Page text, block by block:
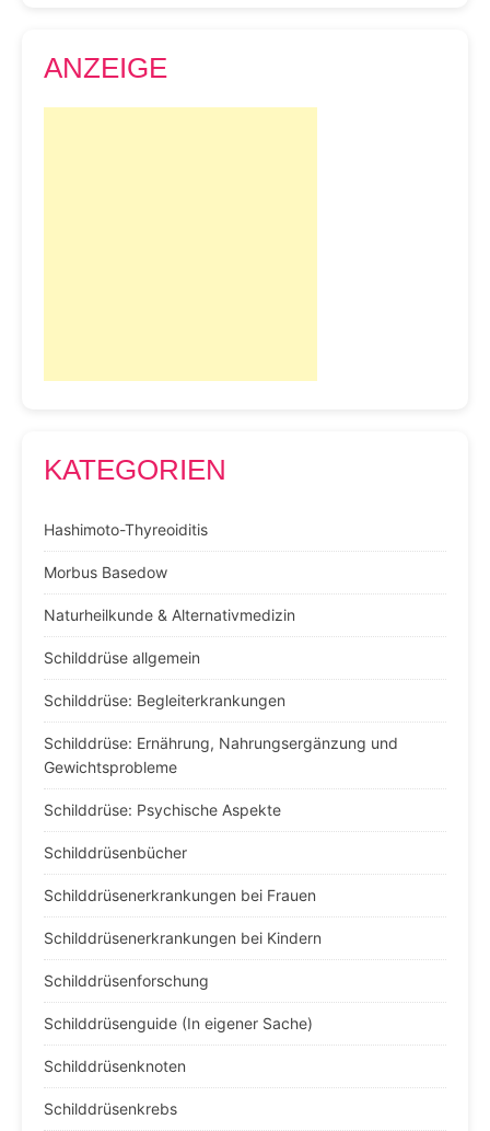
ANZEIGE
KATEGORIEN
Hashimoto-Thyreoiditis
Morbus Basedow
Naturheilkunde & Alternativmedizin
Schilddrüse allgemein
Schilddrüse: Begleiterkrankungen
Schilddrüse: Ernährung, Nahrungsergänzung und
Gewichtsprobleme
Schilddrüse: Psychische Aspekte
Schilddrüsenbücher
Schilddrüsenerkrankungen bei Frauen
Schilddrüsenerkrankungen bei Kindern
Schilddrüsenforschung
Schilddrüsenguide (In eigener Sache)
Schilddrüsenknoten
Schilddrüsenkrebs